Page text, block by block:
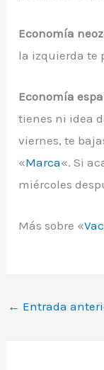
Economía
la izquierda te
Economía
tienes ni idea
viernes, te
«Marca«. Si
miércoles
Más sobre «
← Entrada